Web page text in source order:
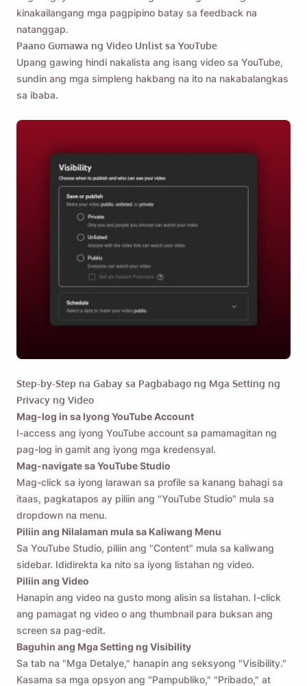
kinakailangang mga pagpipino batay sa feedback na
natanggap.
Paano Gumawa ng Video Unlist sa YouTube
Upang gawing hindi nakalista ang isang video sa YouTube,
sundin ang mga simpleng hakbang na ito na nakabalangkas
sa ibaba.
Step-by-Step na Gabay sa Pagbabago ng Mga Setting ng
Privacy ng Video
Mag-log in sa Iyong YouTube Account
I-access ang iyong YouTube account sa pamamagitan ng
pag-log in gamit ang iyong mga kredensyal.
Mag-navigate sa YouTube Studio
Mag-click sa iyong larawan sa profile sa kanang bahagi sa
itaas, pagkatapos ay piliin ang "YouTube Studio" mula sa
dropdown na menu.
Piliin ang Nilalaman mula sa Kaliwang Menu
Sa YouTube Studio, piliin ang "Content" mula sa kaliwang
sidebar. Ididirekta ka nito sa iyong listahan ng video.
Piliin ang Video
Hanapin ang video na gusto mong alisin sa listahan. I-click
ang pamagat ng video o ang thumbnail para buksan ang
screen sa pag-edit.
Baguhin ang Mga Setting ng Visibility
Sa tab na "Mga Detalye," hanapin ang seksyong "Visibility."
Kasama sa mga opsyon ang "Pampubliko," "Pribado," at